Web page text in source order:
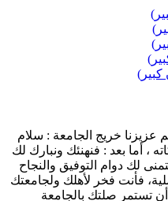
كبير)
عزيزنا خريج الجامعة : سلام
، أما بعد : فنهنئك ونبارك لك
لك دوام التوفيق والنجاح
فأنت فخر لأهلك ولجامعتك
تستمر صلتك بالجامعة